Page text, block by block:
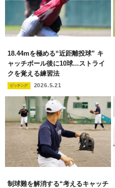
18.44mを極める“近距離投球” キ
ャッチボール後に10球...ストライ
クを覚える練習法
ピッチング 2026.5.21
制球難を解消する“考えるキャッチ